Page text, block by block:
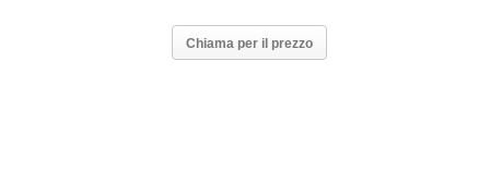
Chiama per il prezzo